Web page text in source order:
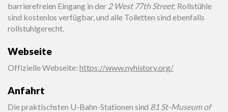
barrierefreien Eingang in der 2 West 77th Street; Rollstühle
sind kostenlos verfügbar, und alle Toiletten sind ebenfalls
rollstuhlgerecht.
Webseite
Offizielle Webseite:https://www.nyhistory.org/
Anfahrt
Die praktischsten U-Bahn-Stationen sind 81 St-Museum of